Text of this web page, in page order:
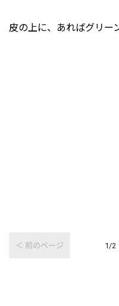
皮の上に、あればグリー
＜ 前のページ 1/2